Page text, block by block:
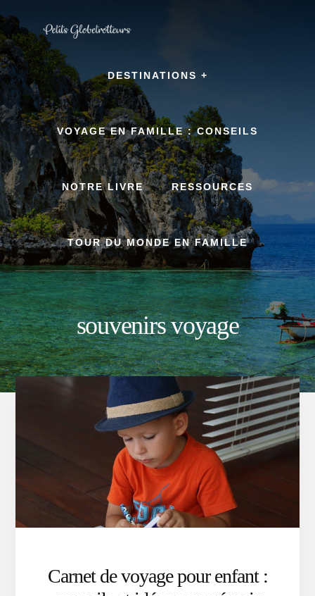
to
content
DESTINATIONS +
VOYAGE EN FAMILLE : CONSEILS
NOTRE LIVRE RESSOURCES
TOUR DU MONDE EN FAMILLE
souvenirs voyage
Carnet de voyage pour enfant :